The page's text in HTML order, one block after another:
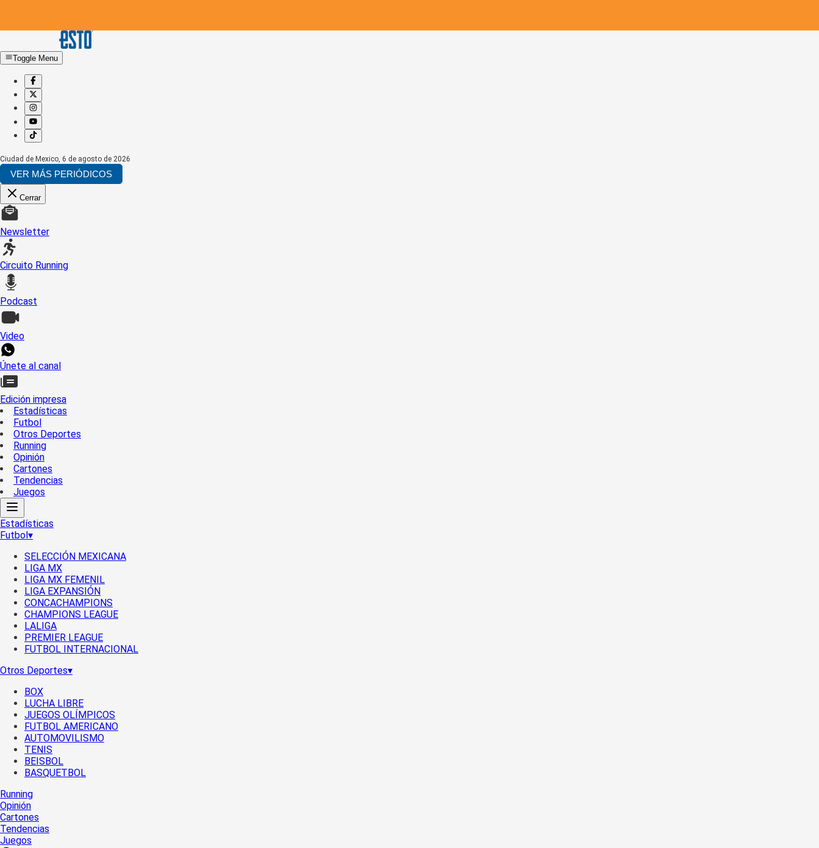
Toggle Menu
Ciudad de Mexico, 6 de agosto de 2026
VER MÁS PERIÓDICOS
Cerrar
Newsletter
Circuito Running
Podcast
Video
Únete al canal
Edición impresa
Estadísticas
Futbol
Otros Deportes
Running
Opinión
Cartones
Tendencias
Juegos
Estadísticas
Futbol▾
SELECCIÓN MEXICANA
LIGA MX
LIGA MX FEMENIL
LIGA EXPANSIÓN
CONCACHAMPIONS
CHAMPIONS LEAGUE
LALIGA
PREMIER LEAGUE
FUTBOL INTERNACIONAL
Otros Deportes▾
BOX
LUCHA LIBRE
JUEGOS OLÍMPICOS
FUTBOL AMERICANO
AUTOMOVILISMO
TENIS
BEISBOL
BASQUETBOL
Running
Opinión
Cartones
Tendencias
Juegos